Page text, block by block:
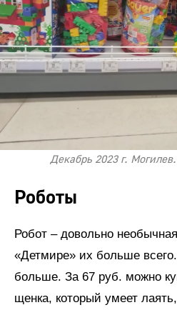
Декабрь 2023 г.
Роботы
Робот – довольно
«Детмире» их больше
больше. За 67 руб. можно
щенка, который умеет